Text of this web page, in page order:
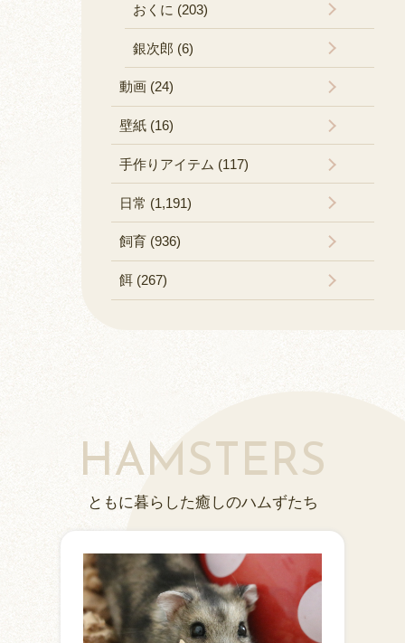
おくに (203)
銀次郎 (6)
動画 (24)
壁紙 (16)
手作りアイテム (117)
日常 (1,191)
飼育 (936)
餌 (267)
HAMSTERS
ともに暮らした癒しのハムずたち